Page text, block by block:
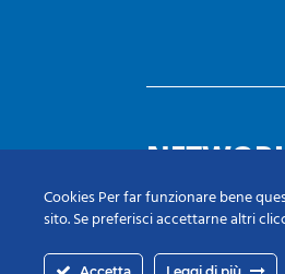
Cookies Per far funzionare bene
sito. Se preferisci accettarne altri